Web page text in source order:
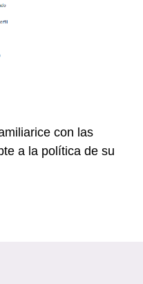
con las
a la política de su